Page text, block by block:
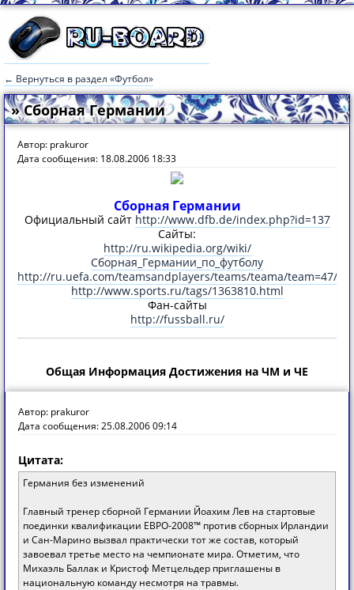
← Вернуться в раздел «Футбол»
» Сборная Германии
Автор: prakuror
Дата сообщения: 18.08.2006 18:33
Сборная Германии
Официальный сайт http://www.dfb.de/index.php?id=137
Сайты:
http://ru.wikipedia.org/wiki/
Сборная_Германии_по_футболу
http://ru.uefa.com/teamsandplayers/teams/teama/team=47/
http://www.sports.ru/tags/1363810.html
Фан-сайты
http://fussball.ru/
Общая Информация Достижения на ЧМ и ЧЕ
Автор: prakuror
Дата сообщения: 25.08.2006 09:14
Цитата:
Германия без изменений
Главный тренер сборной Германии Йоахим Лев на стартовые
поединки квалификации ЕВРО-2008™ против сборных Ирландии
и Сан-Марино вызвал практически тот же состав, который
завоевал третье место на чемпионате мира. Отметим, что
Михаэль Баллак и Кристоф Метцельдер приглашены в
национальную команду несмотря на травмы.